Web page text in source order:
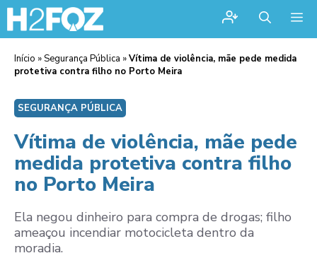
Início »Segurança Pública »Vítima de violência, mãe pede medida
protetiva contra filho no Porto Meira
SEGURANÇA PÚBLICA
Vítima de violência, mãe pede
medida protetiva contra filho
no Porto Meira
Ela negou dinheiro para compra de drogas; filho
ameaçou incendiar motocicleta dentro da
moradia.